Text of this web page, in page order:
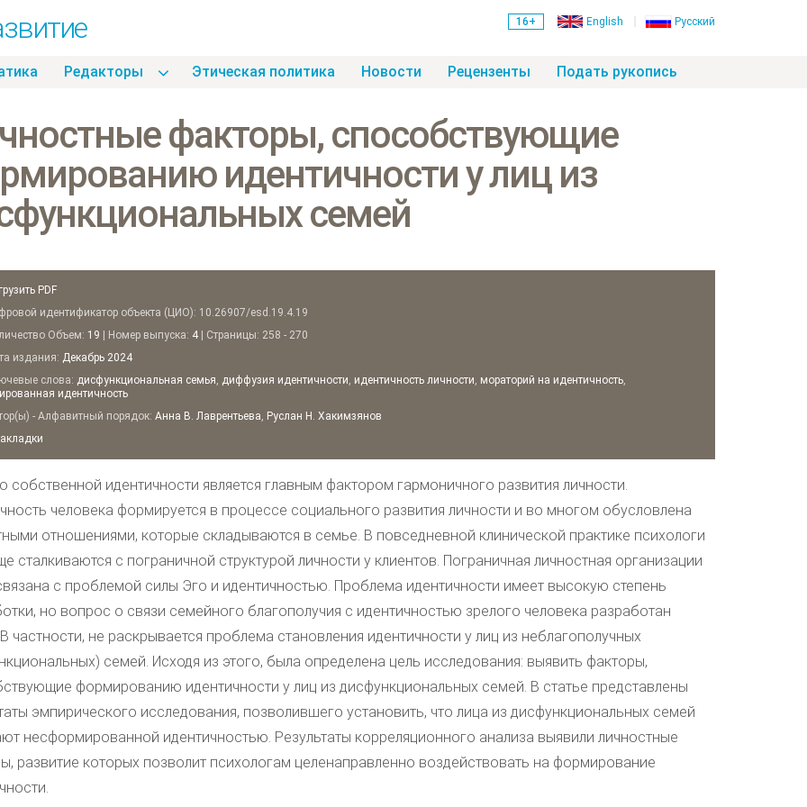
16+ English Русский
Pедакторы Этическая политика Hовости Рецензенты Подать рукопись
факторы, способствующие
идентичности у лиц из
семей
PDF
идентификатор объекта (ЦИО): 10.26907/esd.19.4.19
Объем: 19 | Номер выпуска: 4| Страницы: 258 - 270
издания: Декабрь 2024
слова: дисфункциональная семья, диффузия идентичности, идентичность личности, мораторий на идентичность,
идентичность
- Алфавитный порядок: Анна В. Лаврентьева, Руслан Н. Хакимзянов
собственной идентичности является главным фактором гармоничного развития личности.
человека формируется в процессе социального развития личности и во многом обусловлена
отношениями, которые складываются в семье. В повседневной клинической практике психологи
сталкиваются с пограничной структурой личности у клиентов. Пограничная личностная организации
с проблемой силы Эго и идентичностью. Проблема идентичности имеет высокую степень
но вопрос о связи семейного благополучия с идентичностью зрелого человека разработан
частности, не раскрывается проблема становления идентичности у лиц из неблагополучных
семей. Исходя из этого, была определена цель исследования: выявить факторы,
формированию идентичности у лиц из дисфункциональных семей. В статье представлены
эмпирического исследования, позволившего установить, что лица из дисфункциональных семей
несформированной идентичностью. Результаты корреляционного анализа выявили личностные
развитие которых позволит психологам целенаправленно воздействовать на формирование